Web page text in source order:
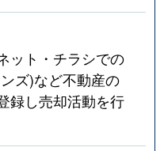
ット・チラシでの
ズ)など不動産の
録し売却活動を行